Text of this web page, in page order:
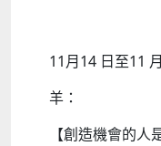
11月14 日至11
羊：
【創造機會的